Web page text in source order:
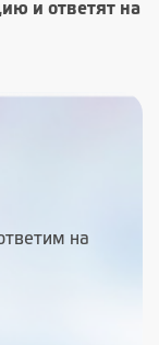
и ответят на
на